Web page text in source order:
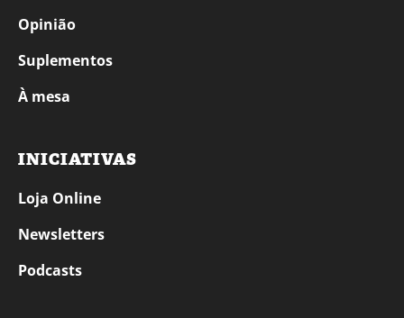
Opinião
Suplementos
À mesa
INICIATIVAS
Loja Online
Newsletters
Podcasts